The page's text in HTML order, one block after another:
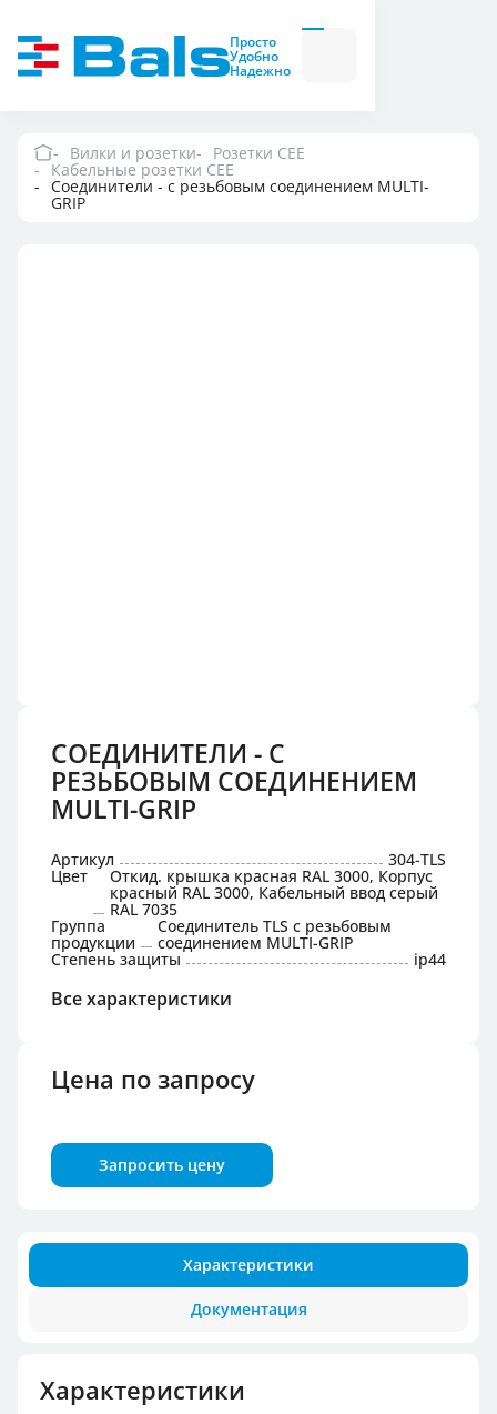
Просто
Удобно
Надежно
Вилки
и
розетки
модули
Вилки и розетки
Компания
Вилки и розетки Розетки CEE
Кабельные розетки СЕЕ
Соединители - с резьбовым соединением MULTI-
GRIP
СОЕДИНИТЕЛИ - С
РЕЗЬБОВЫМ СОЕДИНЕНИЕМ
MULTI-GRIP
Артикул 304-TLS
Цвет Откид. крышка красная RAL 3000, Корпус
красный RAL 3000, Кабельный ввод серый
RAL 7035
Группа
продукции
Соединитель TLS с резьбовым
соединением MULTI-GRIP
Степень защиты ip44
Все характеристики
Цена по запросу
Запросить цену
Характеристики
Документация
Характеристики